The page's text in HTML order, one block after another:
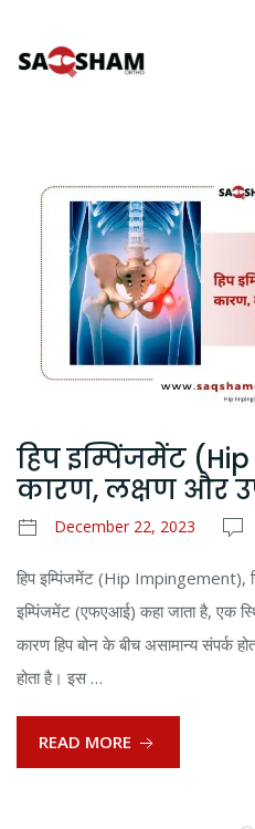
हिप इम्पिंजमेंट
कारण, लक्षण और
December 22, 2023
हिप इम्पिंजमेंट (Hip Impingement),
इम्पिंजमेंट (एफएआई) कहा जाता है, एक
कारण हिप बोन के बीच असामान्य संपर्क
होता है। इस …
READ MORE